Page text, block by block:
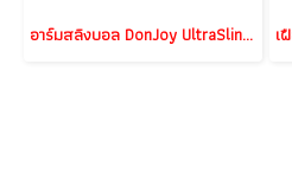
อาร์มสลิงบอล DonJoy UltraSling PRO